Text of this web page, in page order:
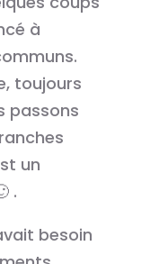
à
toujours
passons
un
.
besoin